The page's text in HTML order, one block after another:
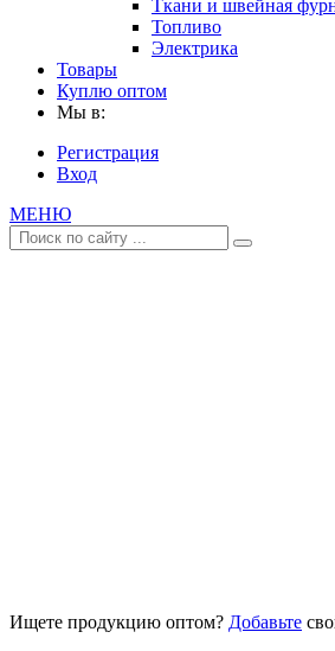
Ткани и швейная
Топливо
Электрика
Товары
Куплю оптом
Мы в:
Регистрация
Вход
МЕНЮ
Ищете продукцию оптом? Добавьте